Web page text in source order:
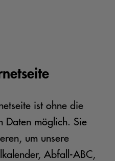
ist ohne die
Daten möglich. Sie
um unsere
Abfall-ABC,